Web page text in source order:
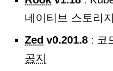
네이티브 스토리
Zed v0.201.8 : 코
공지